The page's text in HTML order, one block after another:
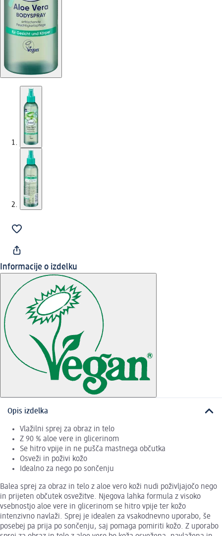
Informacije o izdelku
Opis izdelka
Vlažilni sprej za obraz in telo
Z 90 % aloe vere in glicerinom
Se hitro vpije in ne pušča mastnega občutka
Osveži in poživi kožo
Idealno za nego po sončenju
Balea sprej za obraz in telo z aloe vero koži nudi poživljajočo nego
in prijeten občutek osvežitve. Njegova lahka formula z visoko
vsebnostjo aloe vere in glicerinom se hitro vpije ter kožo
intenzivno navlaži. Sprej je idealen za vsakodnevno uporabo, še
posebej pa prija po sončenju, saj pomaga pomiriti kožo. Z uporabo